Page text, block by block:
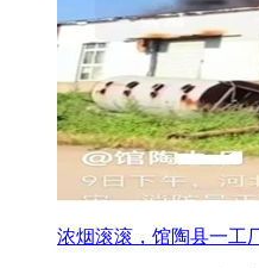
浓烟滚滚，馆陶县一工